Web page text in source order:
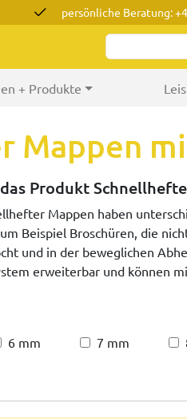
persönliche Beratung:
+ Produkte
Mappen
Produkt
Mappen haben
Beispiel Broschüren, die
und in der beweglichen
erweiterbar und können
6 mm 7 mm